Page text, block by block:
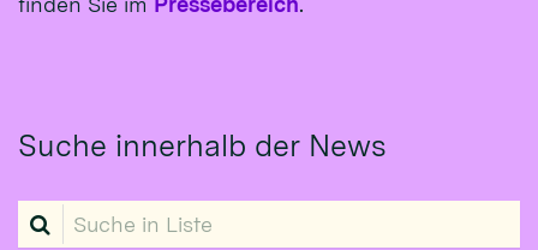
Suche innerhalb der News
Suche in Liste